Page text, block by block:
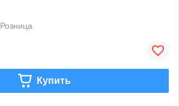
Розница
Купить